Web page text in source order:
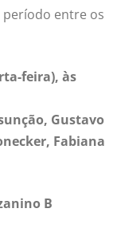
entre os
feira), às
Gustavo
Fabiana
B